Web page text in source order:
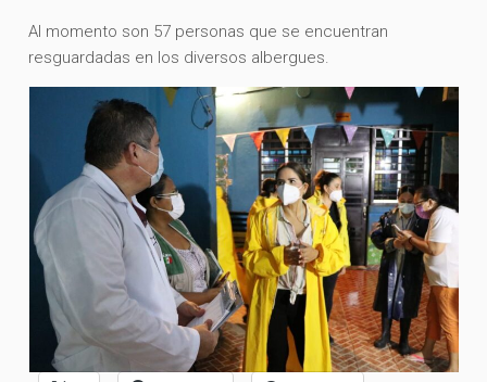
Al momento son 57 personas que se encuentran
resguardadas en los diversos albergues.